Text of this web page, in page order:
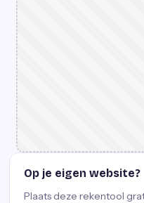
Op je eigen website?
Plaats deze rekentool